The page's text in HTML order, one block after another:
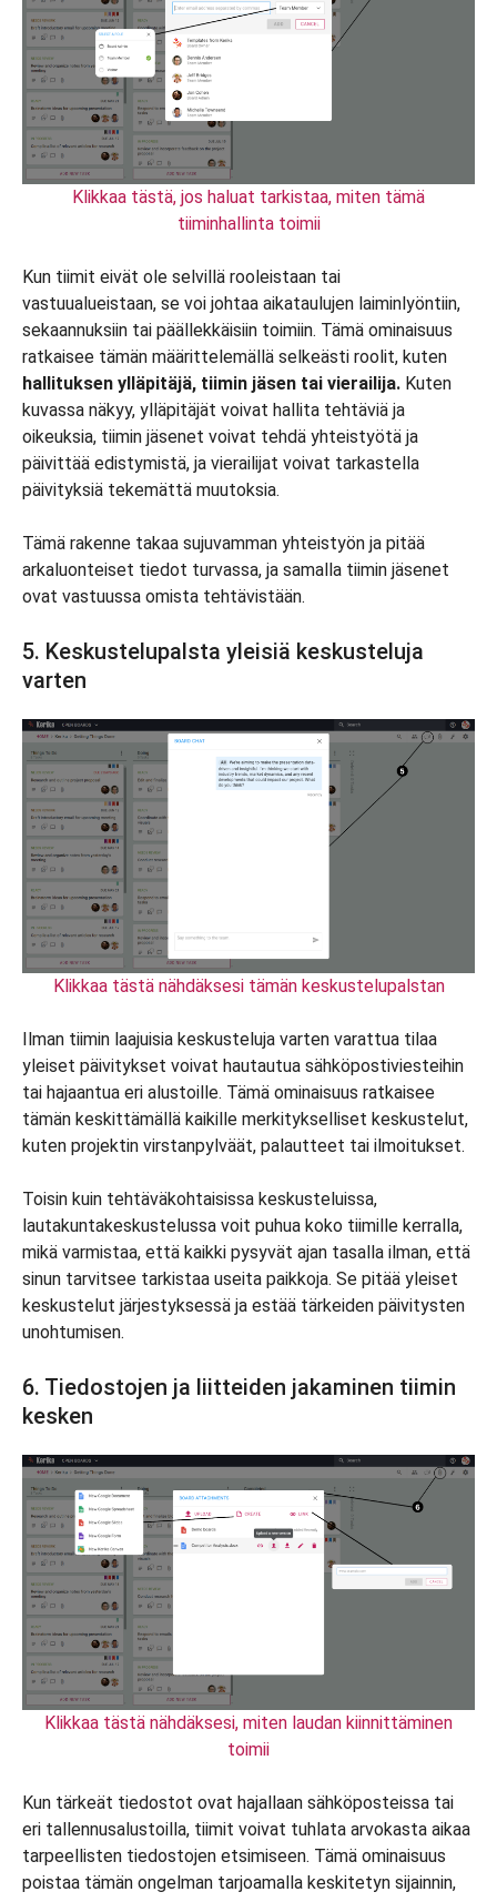
Klikkaa tästä, jos haluat tarkistaa, miten tämä
tiiminhallinta toimii
Kun tiimit eivät ole selvillä rooleistaan tai
vastuualueistaan, se voi johtaa aikataulujen laiminlyöntiin,
sekaannuksiin tai päällekkäisiin toimiin. Tämä ominaisuus
ratkaisee tämän määrittelemällä selkeästi roolit, kuten
hallituksen ylläpitäjä, tiimin jäsen tai vierailija. Kuten
kuvassa näkyy, ylläpitäjät voivat hallita tehtäviä ja
oikeuksia, tiimin jäsenet voivat tehdä yhteistyötä ja
päivittää edistymistä, ja vierailijat voivat tarkastella
päivityksiä tekemättä muutoksia.
Tämä rakenne takaa sujuvamman yhteistyön ja pitää
arkaluonteiset tiedot turvassa, ja samalla tiimin jäsenet
ovat vastuussa omista tehtävistään.
5. Keskustelupalsta yleisiä keskusteluja
varten
Klikkaa tästä nähdäksesi tämän keskustelupalstan
Ilman tiimin laajuisia keskusteluja varten varattua tilaa
yleiset päivitykset voivat hautautua sähköpostiviesteihin
tai hajaantua eri alustoille. Tämä ominaisuus ratkaisee
tämän keskittämällä kaikille merkitykselliset keskustelut,
kuten projektin virstanpylväät, palautteet tai ilmoitukset.
Toisin kuin tehtäväkohtaisissa keskusteluissa,
lautakuntakeskustelussa voit puhua koko tiimille kerralla,
mikä varmistaa, että kaikki pysyvät ajan tasalla ilman, että
sinun tarvitsee tarkistaa useita paikkoja. Se pitää yleiset
keskustelut järjestyksessä ja estää tärkeiden päivitysten
unohtumisen.
6. Tiedostojen ja liitteiden jakaminen tiimin
kesken
Klikkaa tästä nähdäksesi, miten laudan kiinnittäminen
toimii
Kun tärkeät tiedostot ovat hajallaan sähköposteissa tai
eri tallennusalustoilla, tiimit voivat tuhlata arvokasta aikaa
tarpeellisten tiedostojen etsimiseen. Tämä ominaisuus
poistaa tämän ongelman tarjoamalla keskitetyn sijainnin,